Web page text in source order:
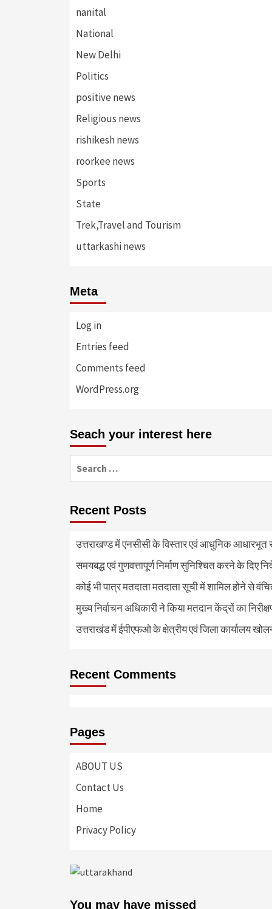
nanital
National
New Delhi
Politics
positive news
Religious news
rishikesh news
roorkee news
Sports
State
Trek,Travel and Tourism
uttarkashi news
Meta
Log in
Entries feed
Comments feed
WordPress.org
Seach your interest here
Recent Posts
उत्तराखण्ड में एनसीसी के विस्तार एवं आधुनिक आधारभूत
समयबद्ध एवं गुणवत्तापूर्ण निर्माण सुनिश्चित करने के दिए
कोई भी पात्र मतदाता मतदाता सूची में शामिल होने से
मुख्य निर्वाचन अधिकारी ने किया मतदान केंद्रों का
उत्तराखंड में ईपीएफओ के क्षेत्रीय एवं जिला कार्यालय
Recent Comments
Pages
ABOUT US
Contact Us
Home
Privacy Policy
You may have missed